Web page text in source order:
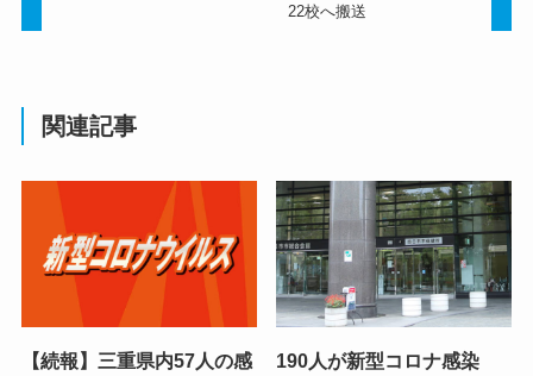
22校へ搬送
関連記事
【続報】三重県内57人の感
190人が新型コロナ感染